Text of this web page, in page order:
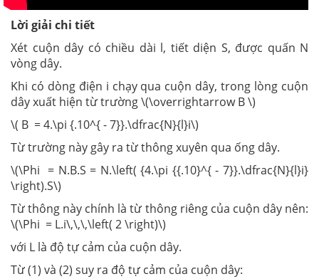
Lời giải chi tiết
Xét cuộn dây có chiều dài l, tiết diện S, được quấn N
vòng dây.
Khi có dòng điện i chạy qua cuộn dây, trong lòng cuộn
dây xuất hiện từ trường \(\overrightarrow B \)
\( B = 4.\pi {.10^{ - 7}}.\dfrac{N}{l}i\)
Từ trường này gây ra từ thông xuyên qua ống dây.
\(\Phi = N.B.S = N.\left( {4.\pi {{.10}^{ - 7}}.\dfrac{N}{l}i}
\right).S\)
Từ thông này chính là từ thông riêng của cuộn dây nên:
\(\Phi = L.i\,\,\,\left( 2 \right)\)
với L là độ tự cảm của cuộn dây.
Từ (1) và (2) suy ra độ tự cảm của cuộn dây: